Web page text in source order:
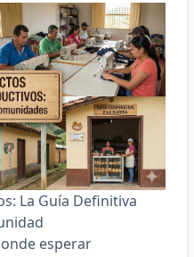
La Guía Definitiva
esperar